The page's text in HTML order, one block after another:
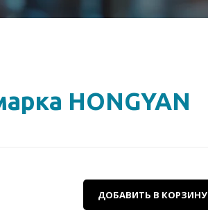
HONGYAN
ДОБАВИТЬ В КОРЗИНУ